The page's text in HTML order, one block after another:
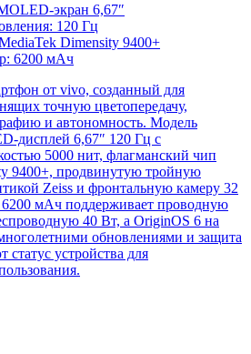
экран 6,67″
120 Гц
Dimensity 9400+
6200 мАч
от vivo, созданный для
точную цветопередачу,
и автономность. Модель
дисплей 6,67″ 120 Гц с
5000 нит, флагманский чип
9400+, продвинутую тройную
Zeiss и фронтальную камеру 32
мАч поддерживает проводную
40 Вт, а OriginOS 6 на
обновлениями и защита
статус устройства для